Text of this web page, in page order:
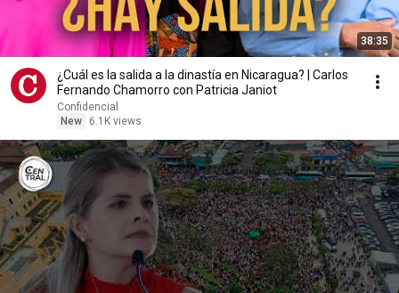
38:35
¿Cuál es la salida a la dinastía en Nicaragua? | Carlos
Fernando Chamorro con Patricia Janiot
Confidencial
New
6.1K views